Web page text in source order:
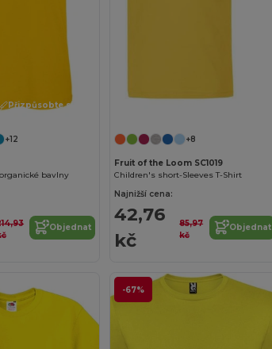
Přizpůsobte si to!
+12
bavlny
Objednat
+8
Fruit of the Loom SC1019
Children's short-Sleeves T-Shirt
Najnižší cena:
42,76
kč
85,97
kč
Objednat
-67%